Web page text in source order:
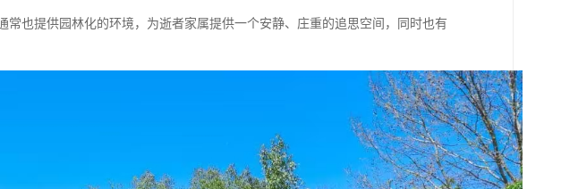
也提供园林化的环境，为逝者家属提供一个安静、庄重的追思空间，同时也有